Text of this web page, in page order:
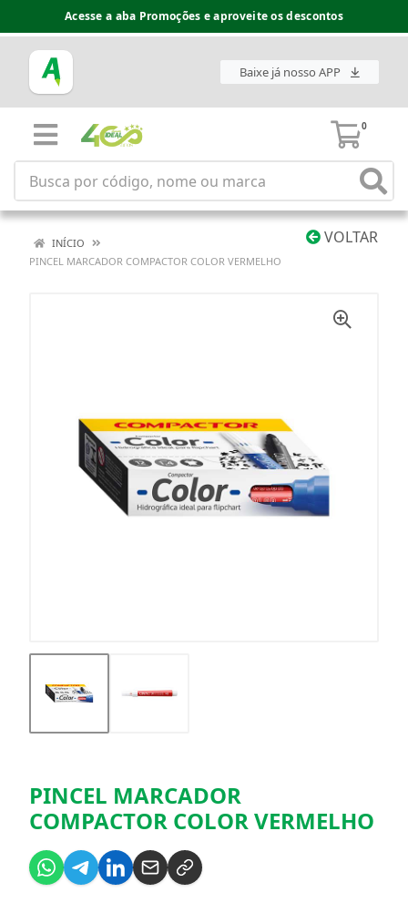
Acesse a aba Promoções e aproveite os descontos
Baixe já nosso APP
0
VOLTAR
INÍCIO
PINCEL MARCADOR COMPACTOR COLOR VERMELHO
PINCEL MARCADOR
COMPACTOR COLOR VERMELHO